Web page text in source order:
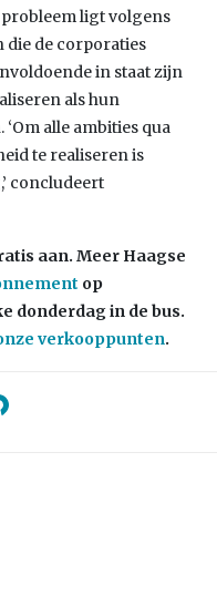
ligt volgens
de corporaties
in staat zijn
als hun
alle ambities qua
te realiseren is
concludeert
aan. Meer Haagse
op
donderdag in de bus.
verkooppunten.